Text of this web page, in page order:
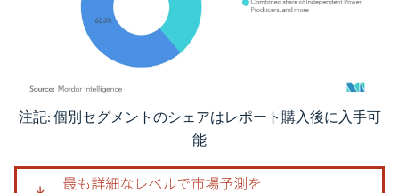
画像 © Mordor Intelligence。再利用にはCC BY 4.0の表示が必要です。
注記: 個別セグメントのシェアはレポート購入後に入手可
能